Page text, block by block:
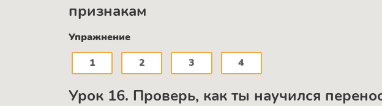
признакам
Упражнение
1
2 3 4
Урок 16. Проверь, как ты научился